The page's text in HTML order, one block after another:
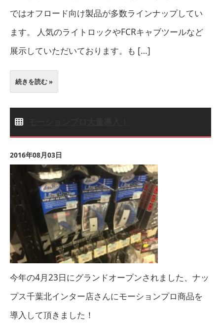
ではオフロード向け製品が多数ラインナップしてい
ます。 人気のライトロックやFCRキャブツールなど
展示していただいております。も […]
続きを読む »
2016年08月03日
今年の4月23日にグランドオープンされました、ナッ
プス千葉北インター店さんにモーションプロ商品を
導入して頂きました！